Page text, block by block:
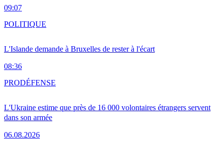
09:07
L'Islande demande à Bruxelles de rester à l'écart
08:36
POLITIQUE
L'Ukraine estime que près de 16 000 volontaires étrangers servent
dans son armée
06.08.2026
PRODÉFENSE